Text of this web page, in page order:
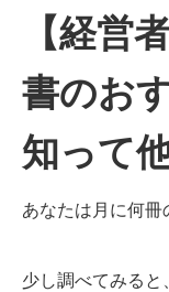
【経営
書のお
知って
あなたは月に何冊
少し調べてみると